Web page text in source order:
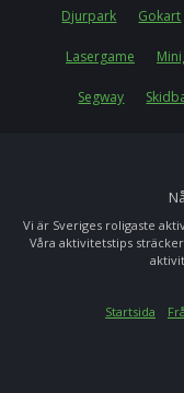
Djurpark Gokart
Lasergame
Segway
Vi är Sveriges roligaste
Våra aktivitetstips
Startsida